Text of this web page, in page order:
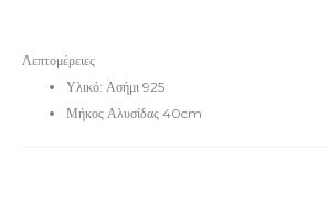
Λεπτομέρειες
Υλικό: Ασήμι 925
Μήκος Αλυσίδας 40cm